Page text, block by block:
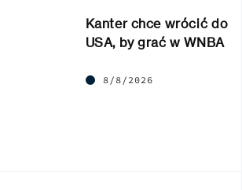
Kanter chce wrócić do
USA, by grać w WNBA
8/8/2026